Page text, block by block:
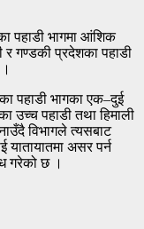
पहाडी भागमा आंशिक
र गण्डकी प्रदेशका पहाडी
पहाडी भागका एक–दुई
उच्च पहाडी तथा हिमाली
विभागले त्यसबाट
यातायातमा असर पर्न
गरेको छ ।